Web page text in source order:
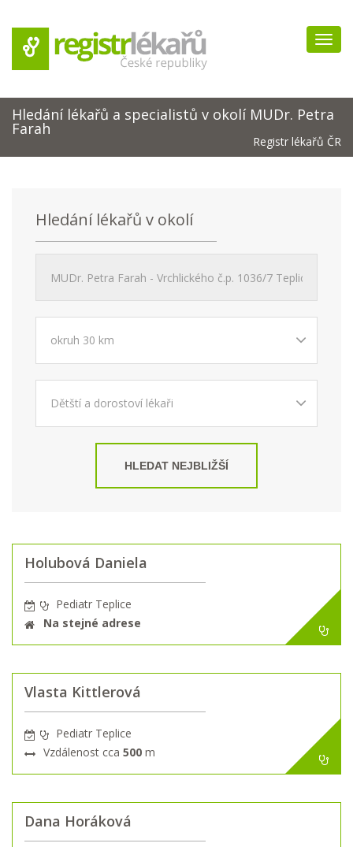
Hledání lékařů a specialistů v okolí MUDr. Petra
Farah
Registr lékařů ČR
Hledání lékařů v okolí
HLEDAT NEJBLIŽŠÍ
Holubová Daniela
Pediatr Teplice
Na stejné adrese
Vlasta Kittlerová
Pediatr Teplice
Vzdálenost cca 500 m
Dana Horáková